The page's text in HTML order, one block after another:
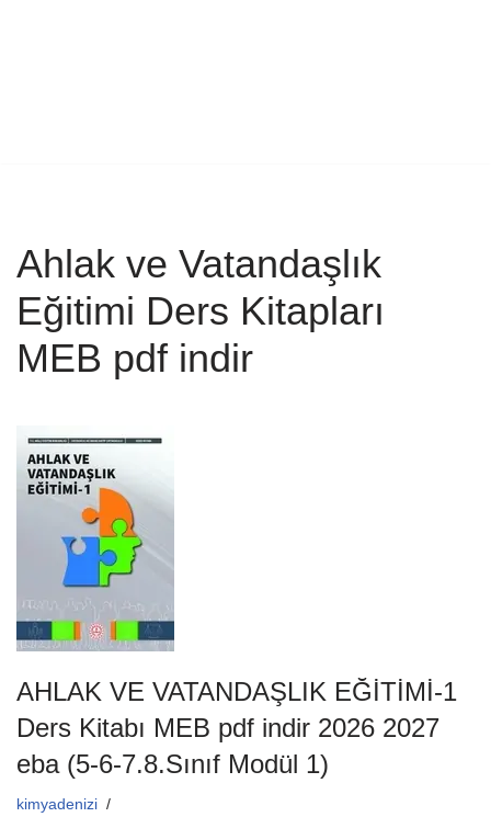
Ahlak ve Vatandaşlık
Eğitimi Ders Kitapları
MEB pdf indir
AHLAK VE VATANDAŞLIK EĞİTİMİ-1
Ders Kitabı MEB pdf indir 2026 2027
eba (5-6-7.8.Sınıf Modül 1)
kimyadenizi